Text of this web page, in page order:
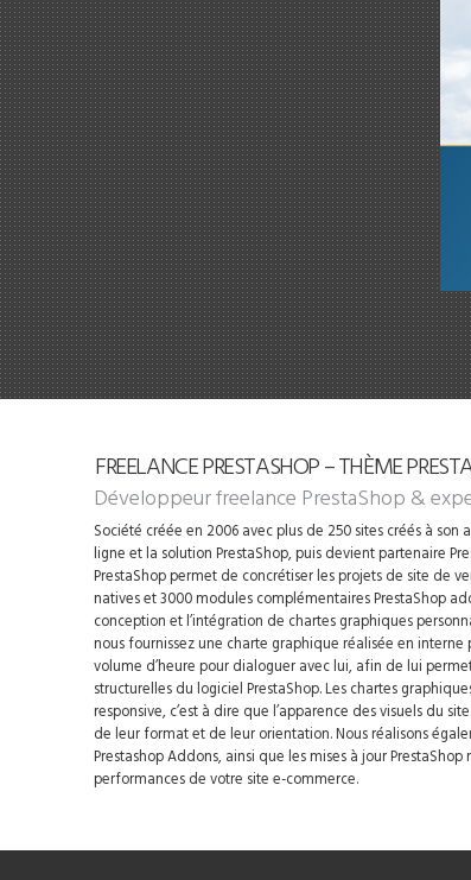
FREELANCE PRESTASHOP – THÈME
Développeur freelance PrestaShop &
Société créée en 2006 avec plus de 250 sites créés à son
ligne et la solution PrestaShop, puis devient partenaire
PrestaShop permet de concrétiser les projets de site de
natives et 3000 modules complémentaires PrestaShop
conception et l’intégration de chartes graphiques
nous fournissez une charte graphique réalisée en
volume d’heure pour dialoguer avec lui, afin de lui
structurelles du logiciel PrestaShop. Les chartes
responsive, c’est à dire que l’apparence des visuels du
de leur format et de leur orientation. Nous réalisons
Prestashop Addons, ainsi que les mises à jour
performances de votre site e-commerce.